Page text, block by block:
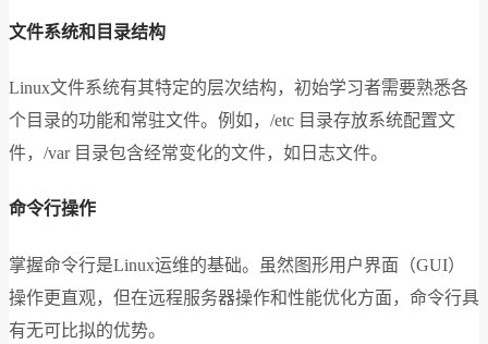
文件系统和目录结构
Linux文件系统有其特定的层次结构，初始学习者需要熟悉各
个目录的功能和常驻文件。例如，/etc 目录存放系统配置文
件，/var 目录包含经常变化的文件，如日志文件。
命令行操作
掌握命令行是Linux运维的基础。虽然图形用户界面（GUI）
操作更直观，但在远程服务器操作和性能优化方面，命令行具
有无可比拟的优势。